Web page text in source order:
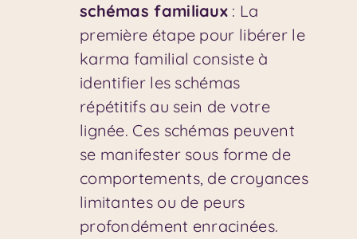
schémas familiaux : La
première étape pour libérer le
karma familial consiste à
identifier les schémas
répétitifs au sein de votre
lignée. Ces schémas peuvent
se manifester sous forme de
comportements, de croyances
limitantes ou de peurs
profondément enracinées.